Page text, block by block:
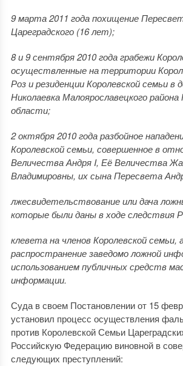
9 марта 2011 года похищение
Цареградского (16 лет);
8 и 9 сентября 2010 года грабежи
осуществленные на территории
Роз и резиденции Королевской семьи в
Николаевка Малоярославецкого района
области;
2 октября 2010 года разбойное
Королевской семьи, совершенное в
Величества Андря I, Её Величества
Владимировны, их сына Пересвета
лжесвидетельствование или дача
которые были даны в ходе следствия
клевета на членов Королевской семьи,
распространение заведомо ложной
использованием публичных средств
информации.
Суда в своем Постановлении от 15
установил процесс осуществления
против Королевской Семьи
Российскую Федерацию виновной в
следующих преступлений: